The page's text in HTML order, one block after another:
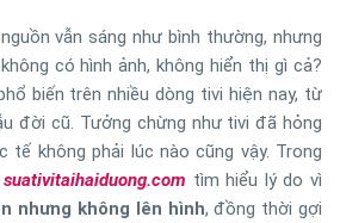
vẫn sáng như bình thường, nhưng
có hình ảnh, không hiển thị gì cả?
biến trên nhiều dòng tivi hiện nay, từ
đời cũ. Tưởng chừng như tivi đã hỏng
tế không phải lúc nào cũng vậy. Trong
suativitaihaiduong.com tìm hiểu lý do vì
nhưng không lên hình, đồng thời gợi